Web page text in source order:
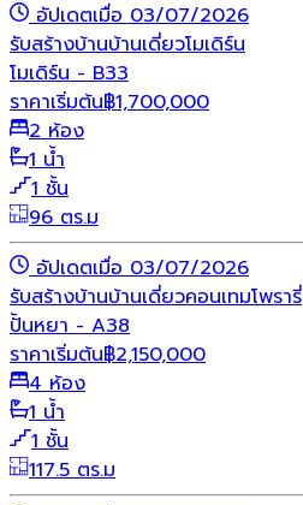
อัปเดตเมื่อ 03/07/2026
รับสร้างบ้านบ้านเดี่ยวโมเดิร์น
โมเดิร์น - B33
ราคาเริ่มต้น฿1,700,000
2 ห้อง
1 น้ำ
1 ชั้น
96 ตร.ม
อัปเดตเมื่อ 03/07/2026
รับสร้างบ้านบ้านเดี่ยวคอนเทมโพรารี่
ปั้นหยา - A38
ราคาเริ่มต้น฿2,150,000
4 ห้อง
1 น้ำ
1 ชั้น
117.5 ตร.ม